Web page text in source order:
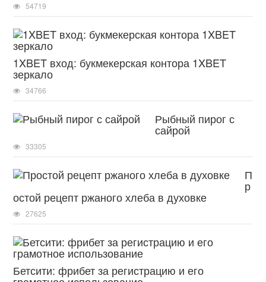
54719
1XBET вход: букмекерская контора 1XBET
зеркало
34766
Рыбный пирог с
сайрой
33305
П
р
остой рецепт ржаного хлеба в духовке
27625
Бетсити: фрибет за регистрацию и его